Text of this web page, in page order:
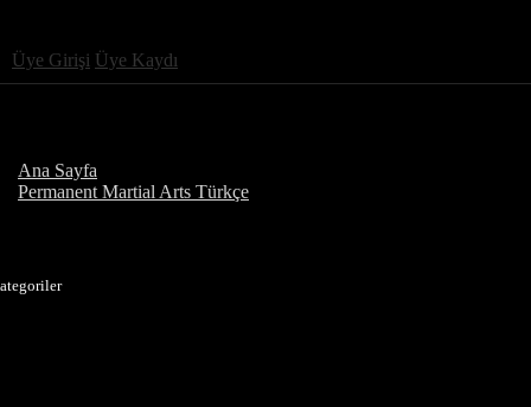
Üye Girişi Üye Kaydı
Ana Sayfa
Permanent Martial Arts Türkçe